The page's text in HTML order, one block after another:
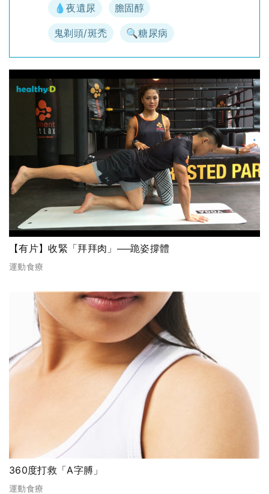
💧夜遺尿 膽固醇
鬼剃頭/斑禿 🔍糖尿病
【有片】收緊「拜拜肉」──跪姿撐體
運動食療
360度打救「A字膊」
運動食療